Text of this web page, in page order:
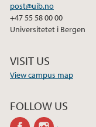
post@uib.no
+47 55 58 00 00
Universitetet i Bergen
VISIT US
View campus map
FOLLOW US
facebook